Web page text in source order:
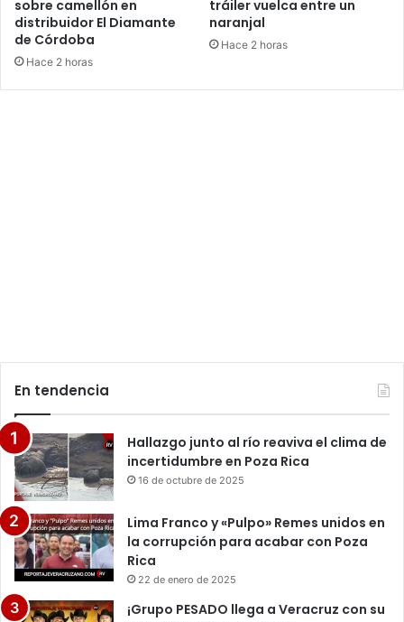
sobre camellón en
distribuidor El Diamante
de Córdoba
Hace 2 horas
tráiler vuelca entre un
naranjal
Hace 2 horas
En tendencia
Hallazgo junto al río reaviva el clima de
incertidumbre en Poza Rica
16 de octubre de 2025
Lima Franco y «Pulpo» Remes unidos en
la corrupción para acabar con Poza
Rica
22 de enero de 2025
¡Grupo PESADO llega a Veracruz con su